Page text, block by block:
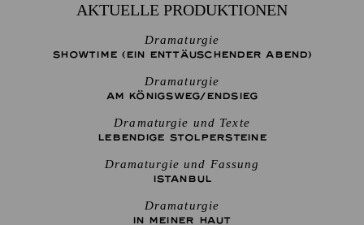
AKTUELLE PRODUKTIONEN
Dramaturgie
SHOW­TIME (EIN ENT­TÄU­SCHEN­DER ABEND)
Dramaturgie
AM KÖNIGS­WEG/­END­SIEG
Dramaturgie und Texte
LEBENDIGE STOLPER­STEINE
Dramaturgie und Fassung
ISTANBUL
Dramaturgie
IN MEINER HAUT